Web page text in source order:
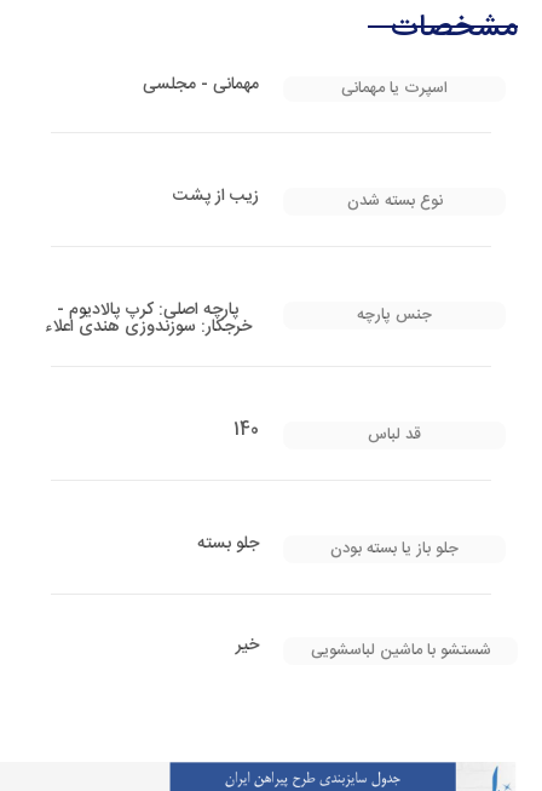
مشخصات
اسپرت یا مهمانی مهمانی - مجلسی
نوع بسته شدن زیب از پشت
جنس پارچه پارچه اصلی: کرپ پالادیوم -
خرجکار: سوزندوزی هندی اعلاء
قد لباس 140
جلو باز یا بسته بودن جلو بسته
شستشو با ماشین لباسشویی خیر